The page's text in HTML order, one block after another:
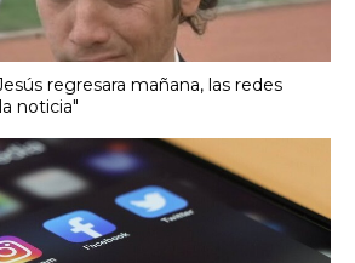
regresara mañana, las redes
noticia"